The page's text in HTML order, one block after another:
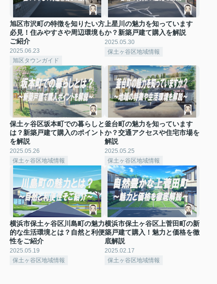
旭区市沢町の特徴を知りたい方
必見！住みやすさや周辺環境も
ご紹介
2025.06.23
旭区タウンガイド
上星川の魅力を知っています
か？新築戸建て購入を解説
2025.05.30
保土ヶ谷区地域情報
保土ヶ谷区坂本町での暮らしと
は？新築戸建て購入のポイント
を解説
2025.05.26
保土ヶ谷区地域情報
釜台町の魅力を知っています
か？交通アクセスや住宅市場を
解説
2025.05.25
保土ヶ谷区地域情報
横浜市保土ヶ谷区川島町の魅力
的な生活環境とは？自然と利便
性をご紹介
2025.05.19
保土ヶ谷区地域情報
横浜市保土ヶ谷区上菅田町の新
築戸建て購入！魅力と価格を徹
底解説
2025.02.17
保土ヶ谷区地域情報